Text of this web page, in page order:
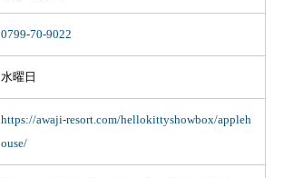
0799-70-9022
水曜日
https://awaji-resort.com/hellokittyshowbox/appleh
ouse/